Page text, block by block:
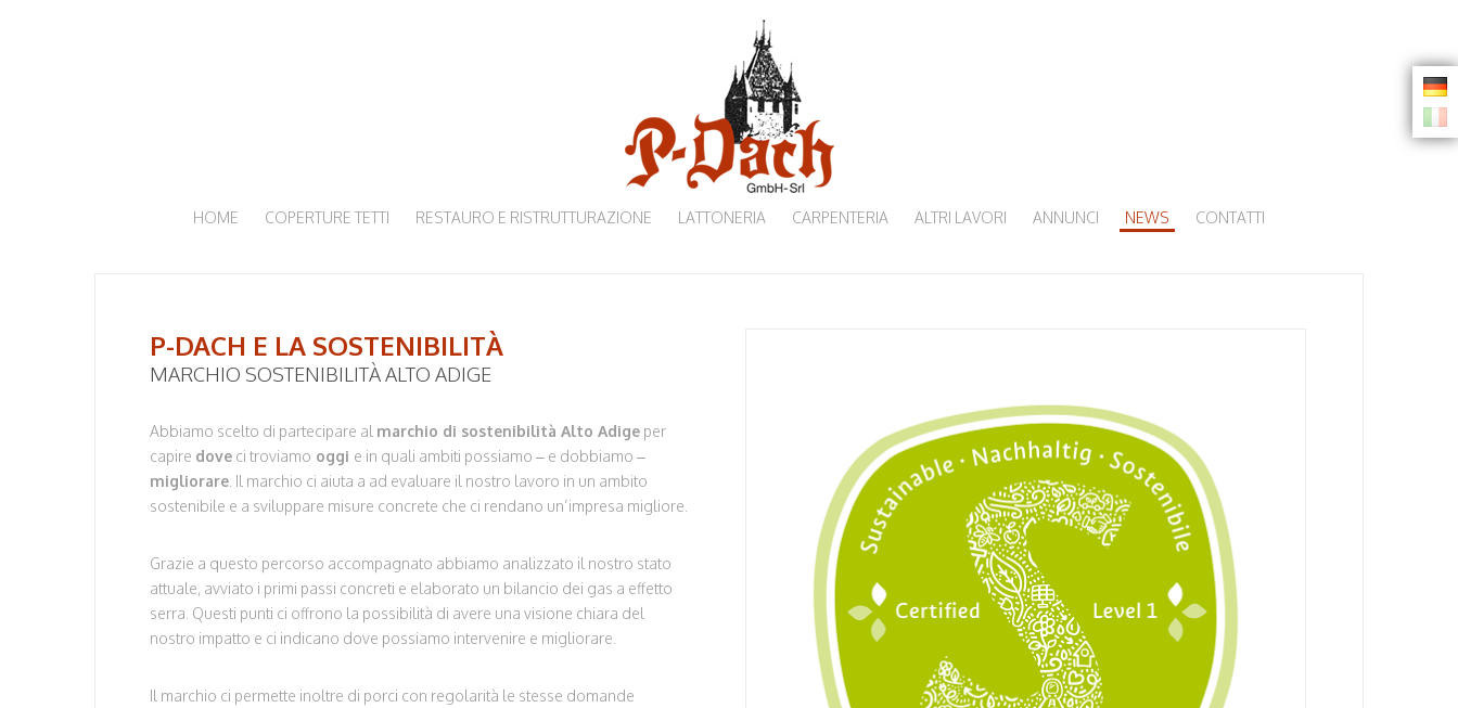
HOME COPERTURE TETTI RESTAURO E RISTRUTTURAZIONE LATTONERIA CARPENTERIA ALTRI LAVORI ANNUNCI NEWS CONTATTI
P-DACH E LA SOSTENIBILITÀ
MARCHIO SOSTENIBILITÀ ALTO ADIGE
Abbiamo scelto di partecipare al marchio di sostenibilità Alto Adige per
capire dove ci troviamo oggi e in quali ambiti possiamo – e dobbiamo –
migliorare . Il marchio ci aiuta a ad evaluare il nostro lavoro in un ambito
sostenibile e a sviluppare misure concrete che ci rendano un’impresa migliore.
Grazie a questo percorso accompagnato abbiamo analizzato il nostro stato
attuale, avviato i primi passi concreti e elaborato un bilancio dei gas a effetto
serra. Questi punti ci offrono la possibilità di avere una visione chiara del
nostro impatto e ci indicano dove possiamo intervenire e migliorare.
Il marchio ci permette inoltre di porci con regolarità le stesse domande